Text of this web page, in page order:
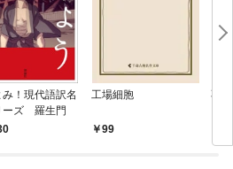
み！現代語訳名
ーズ 羅生門
工場細胞
99
不